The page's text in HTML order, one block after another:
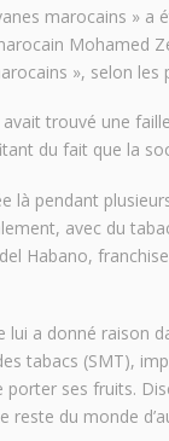
marocains »
Mohamed
», selon les
trouvé une
du fait que la
là pendant
avec du
Habano,
lui a donné raison
tabacs (SMT),
porter ses fruits.
reste du monde